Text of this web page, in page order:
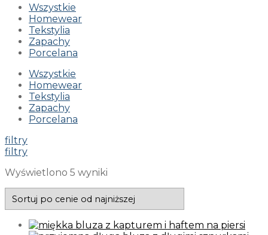
Wszystkie
Homewear
Tekstylia
Zapachy
Porcelana
Wszystkie
Homewear
Tekstylia
Zapachy
Porcelana
filtry
filtry
Wyświetlono 5 wyniki